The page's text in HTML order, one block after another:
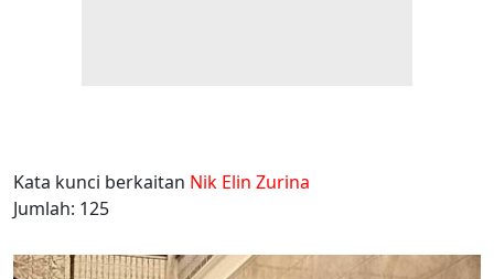
Kata kunci berkaitan Nik Elin Zurina
Jumlah: 125